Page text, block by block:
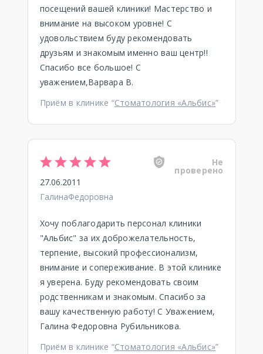
посещений вашей клиники! Мастерство и
внимание на высоком уровне! С
удовольствием буду рекомендовать
друзьям и знакомым именно ваш центр!!
Спасибо все большое! С
уважением,Варвара В.
Приём в клинике “Стоматология «Альбис»”
Не
проверено
27.06.2011
ГалинаФедоровна
Хочу поблагодарить персонал клиники
"Альбис" за их доброжелательность,
терпение, высокий профессионализм,
внимание и сопереживание. В этой клинике
я уверена. Буду рекомендовать своим
родственникам и знакомым. Спасибо за
вашу качественную работу! С Уважением,
Галина Федоровна Рубильникова.
Приём в клинике “Стоматология «Альбис»”